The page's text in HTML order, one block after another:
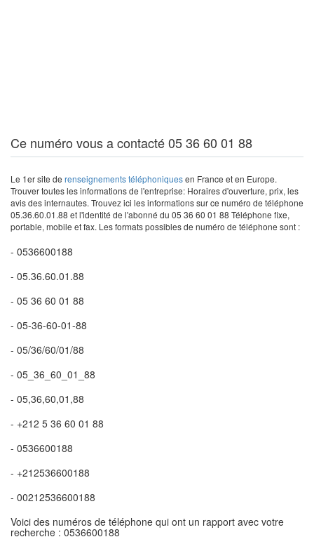
Ce numéro vous a contacté 05 36 60 01 88
Le 1er site de renseignements téléphoniquesen France et en Europe.
Trouver toutes les informations de l'entreprise: Horaires d'ouverture, prix, les
avis des internautes. Trouvez ici les informations sur ce numéro de téléphone
05.36.60.01.88 et l'identité de l'abonné du 05 36 60 01 88 Téléphone fixe,
portable, mobile et fax. Les formats possibles de numéro de téléphone sont :
- 0536600188
- 05.36.60.01.88
- 05 36 60 01 88
- 05-36-60-01-88
- 05/36/60/01/88
- 05_36_60_01_88
- 05,36,60,01,88
- +212 5 36 60 01 88
- 0536600188
- +212536600188
- 00212536600188
Voici des numéros de téléphone qui ont un rapport avec votre
recherche : 0536600188